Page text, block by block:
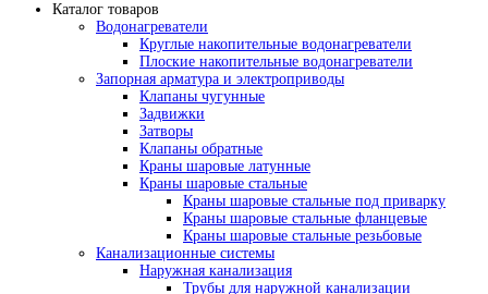
Каталог товаров
Водонагреватели
Круглые накопительные водонагреватели
Плоские накопительные водонагреватели
Запорная арматура и электроприводы
Клапаны чугунные
Задвижки
Затворы
Клапаны обратные
Краны шаровые латунные
Краны шаровые стальные
Краны шаровые стальные под приварку
Краны шаровые стальные фланцевые
Краны шаровые стальные резьбовые
Канализационные системы
Наружная канализация
Трубы для наружной канализации